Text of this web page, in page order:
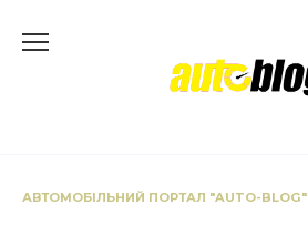
до
АВТОМОБІЛЬНИЙ ПОРТАЛ "AUTO-BLOG"